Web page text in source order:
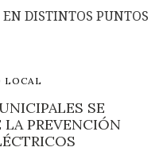
LOCAL
SE
LA PREVENCIÓN